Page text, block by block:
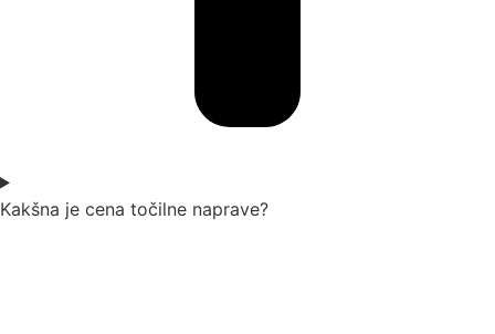
Kakšna je cena točilne naprave?